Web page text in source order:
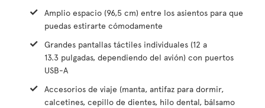
Amplio espacio (96,5 cm) entre los asientos para que
puedas estirarte cómodamente
Grandes pantallas táctiles individuales (12 a
13.3 pulgadas, dependiendo del avión) con puertos
USB-A
Accesorios de viaje (manta, antifaz para dormir,
calcetines, cepillo de dientes, hilo dental, bálsamo